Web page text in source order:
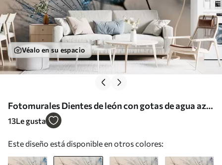
Véalo en su espacio
Fotomurales Dientes de león con gotas de agua azul
Nr. u57557v1
13Le gusta
Este diseño está disponible en otros colores: